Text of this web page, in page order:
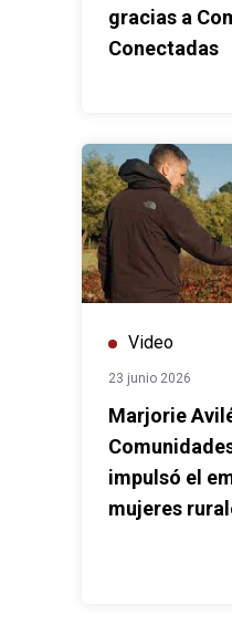
gracias a
Conectadas
Video
23 junio 2026
Marjorie
impulsó el
mujeres